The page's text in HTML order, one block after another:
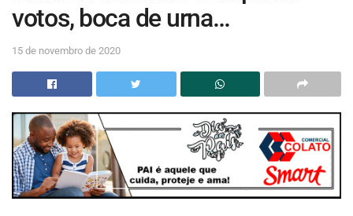
votos, boca de urna…
15 de novembro de 2020